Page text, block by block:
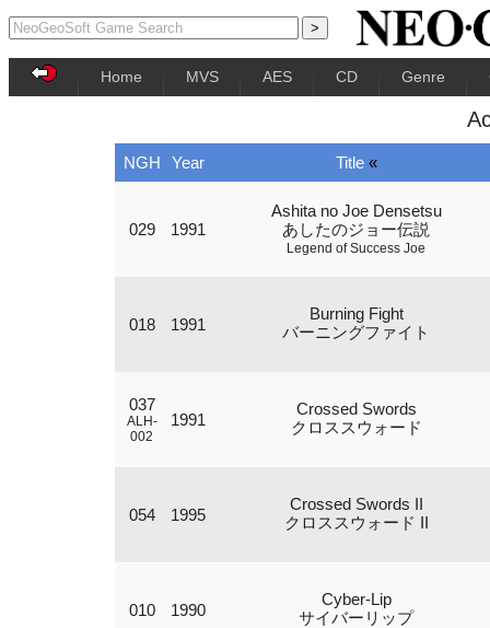
Home MVS AES CD Genre
NGH Year Title«
029 1991
Ashita no Joe Densetsu
あしたのジョー伝説
Legend of Success Joe
018 1991
Burning Fight
バーニングファイト
037
ALH-
002
1991
Crossed Swords
クロススウォード
054 1995
Crossed Swords II
クロススウォード II
010 1990
Cyber-Lip
サイバーリップ